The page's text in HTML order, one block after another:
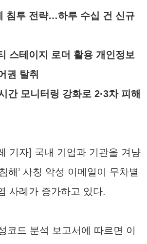
침투 전략…하루 수십 건 신규
스테이지 로더 활용 개인정보
권 탈취
간 모니터링 강화로 2·3차 피해
기자] 국내 기업과 기관을 겨냥
해’ 사칭 악성 이메일이 무차별
사례가 증가하고 있다.
코드 분석 보고서에 따르면 이